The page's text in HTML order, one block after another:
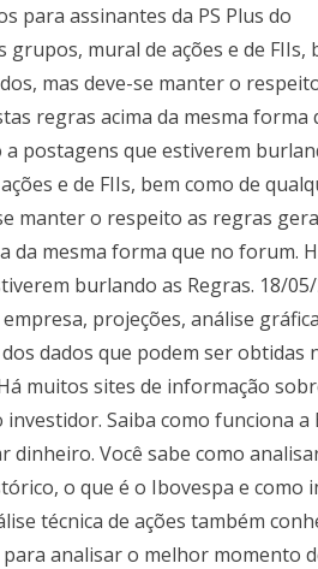
para assinantes da PS Plus do
grupos, mural de ações e de
mas deve-se manter o
regras acima da mesma
postagens que estiverem
e de FIIs, bem como de
manter o respeito as regras
da mesma forma que no forum.
burlando as Regras. 18/
projeções, análise
dados que podem ser
muitos sites de informação
Saiba como funciona
dinheiro. Você sabe como
o que é o Ibovespa e como
técnica de ações também
analisar o melhor momento